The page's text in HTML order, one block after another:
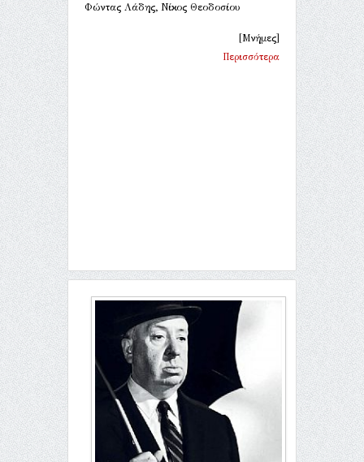
Φώντας Λάδης, Νίκος Θεοδοσίου
[Μνήμες]
Περισσότερα